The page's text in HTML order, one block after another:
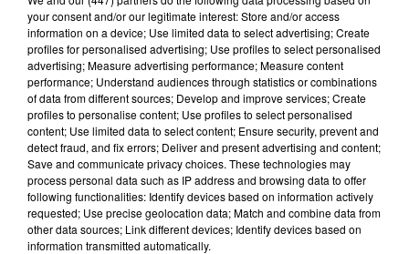
5h07
CHARTRES - Concert : Ensemble vocal
Kerygma
your consent and/or our legitimate interest: Store and/or access
information on a device; Use limited data to select advertising; Create
profiles for personalised advertising; Use profiles to select personalised
advertising; Measure advertising performance; Measure content
performance; Understand audiences through statistics or combinations
of data from different sources; Develop and improve services; Create
profiles to personalise content; Use profiles to select personalised
content; Use limited data to select content; Ensure security, prevent and
detect fraud, and fix errors; Deliver and present advertising and content;
Save and communicate privacy choices. These technologies may
process personal data such as IP address and browsing data to offer
following functionalities: Identify devices based on information actively
requested; Use precise geolocation data; Match and combine data from
other data sources; Link different devices; Identify devices based on
information transmitted automatically.